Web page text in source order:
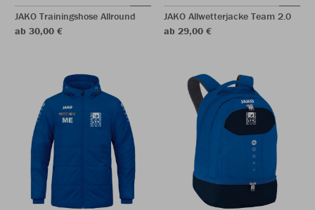
JAKO Trainingshose Allround
ab 30,00 €
JAKO Allwetterjacke Team 2.0
ab 29,00 €